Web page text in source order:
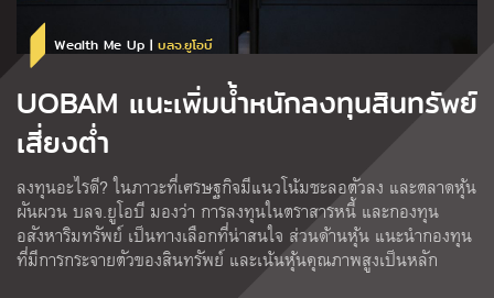
Wealth Me Up | บลจ.ยูโอบี
UOBAM แนะเพิ่มน้ำหนักลงทุนสินทรัพย์
เสี่ยงต่ำ
ลงทุนอะไรดี? ในภาวะที่เศรษฐกิจมีแนวโน้มชะลอตัวลง และตลาดหุ้น
ผันผวน บลจ.ยูโอบี มองว่า การลงทุนในตราสารหนี้ และกองทุน
อสังหาริมทรัพย์ เป็นทางเลือกที่น่าสนใจ ส่วนด้านหุ้น แนะนำกองทุน
ที่มีการกระจายตัวของสินทรัพย์ และเน้นหุ้นคุณภาพสูงเป็นหลัก